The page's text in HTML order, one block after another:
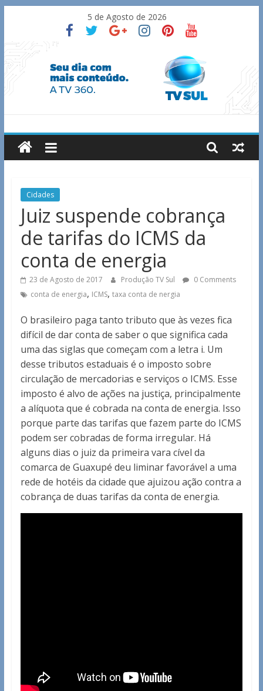
content
5 de Agosto de 2026
TV
Sul
Notícias
Guaxupé
região.
Cidades
Juiz suspende cobrança
de tarifas do ICMS da
conta de energia
23 de Agosto de 2017 Produção TV Sul
0 Comments
conta de energia, ICMS, taxa conta de nergia
O brasileiro paga tanto tributo que às vezes fica
difícil de dar conta de saber o que significa cada
uma das siglas que começam com a letra i. Um
desse tributos estaduais é o imposto sobre
circulação de mercadorias e serviços o ICMS. Esse
imposto é alvo de ações na justiça, principalmente
a alíquota que é cobrada na conta de energia. Isso
porque parte das tarifas que fazem parte do ICMS
podem ser cobradas de forma irregular. Há
alguns dias o juiz da primeira vara cível da
comarca de Guaxupé deu liminar favorável a uma
rede de hotéis da cidade que ajuizou ação contra a
cobrança de duas tarifas da conta de energia.